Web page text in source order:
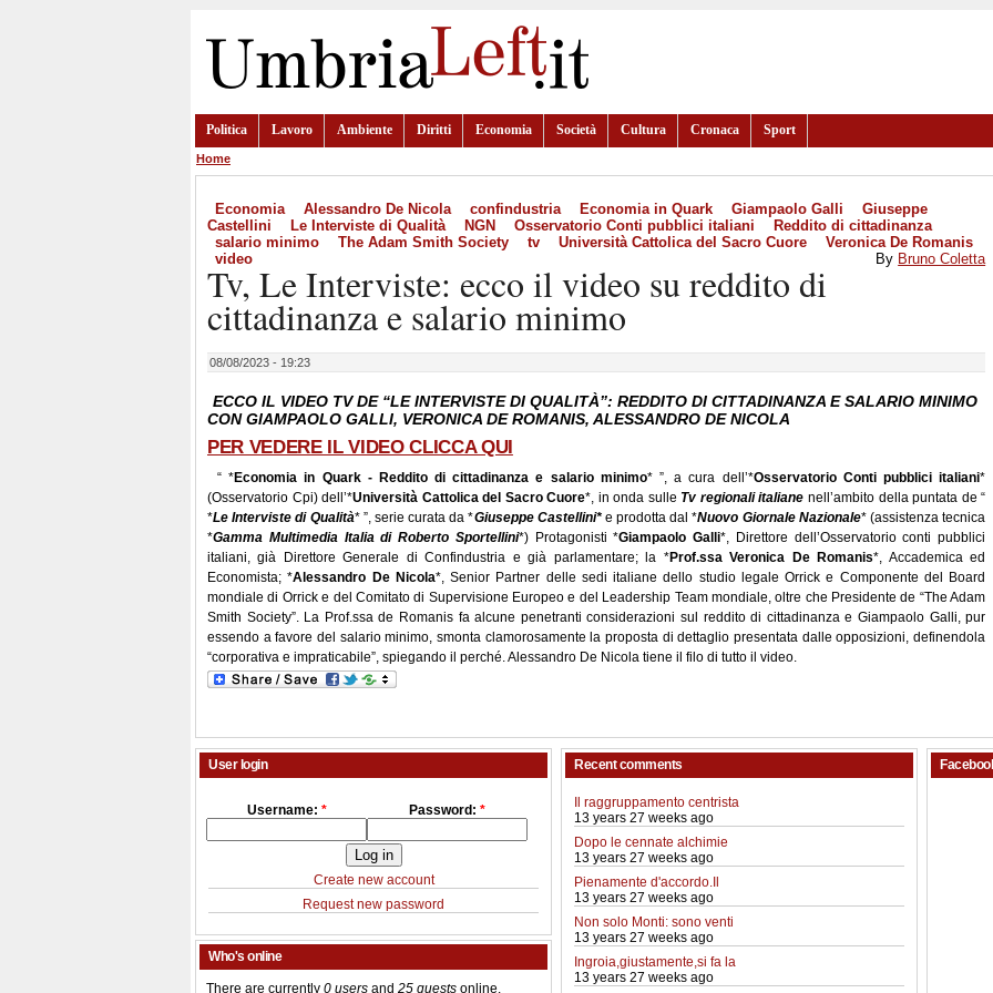
Politica Lavoro Ambiente Diritti Economia Società Cultura Cronaca Sport
Home
Economia Alessandro De Nicola confindustria Economia in Quark Giampaolo Galli
Giuseppe
Castellini
Le Interviste di Qualità NGN Osservatorio Conti pubblici italiani
Reddito di cittadinanza
salario minimo
The Adam Smith Society tv Università Cattolica del Sacro Cuore
Veronica De Romanis
video
By Bruno Coletta
Tv, Le Interviste: ecco il video su reddito di
cittadinanza e salario minimo
08/08/2023 - 19:23
ECCO IL VIDEO TV DE “LE INTERVISTE DI QUALITÀ”: REDDITO DI CITTADINANZA E SALARIO MINIMO
CON GIAMPAOLO GALLI, VERONICA DE ROMANIS, ALESSANDRO DE NICOLA
PER VEDERE IL VIDEO CLICCA QUI
“ *Economia in Quark - Reddito di cittadinanza e salario minimo* ”, a cura dell’*Osservatorio Conti pubblici italiani*
(Osservatorio Cpi) dell’*Università Cattolica del Sacro Cuore*, in onda sulle Tv regionali italianenell’ambito della puntata de “
*Le Interviste di Qualità* ”, serie curata da *Giuseppe Castellini*e prodotta dal *Nuovo Giornale Nazionale* (assistenza tecnica
*Gamma Multimedia Italia di Roberto Sportellini*) Protagonisti *Giampaolo Galli*, Direttore dell’Osservatorio conti pubblici
italiani, già Direttore Generale di Confindustria e già parlamentare; la *Prof.ssa Veronica De Romanis*, Accademica ed
Economista; *Alessandro De Nicola*, Senior Partner delle sedi italiane dello studio legale Orrick e Componente del Board
mondiale di Orrick e del Comitato di Supervisione Europeo e del Leadership Team mondiale, oltre che Presidente de “The Adam
Smith Society”. La Prof.ssa de Romanis fa alcune penetranti considerazioni sul reddito di cittadinanza e Giampaolo Galli, pur
essendo a favore del salario minimo, smonta clamorosamente la proposta di dettaglio presentata dalle opposizioni, definendola
“corporativa e impraticabile”, spiegando il perché. Alessandro De Nicola tiene il filo di tutto il video.
User login
Username: * Password: *
Create new account
Request new password
Who's online
There are currently 0 users and 25 guests online.
Recent comments
Il raggruppamento centrista
13 years 27 weeks ago
Dopo le cennate alchimie
13 years 27 weeks ago
Pienamente d'accordo.Il
13 years 27 weeks ago
Non solo Monti: sono venti
13 years 27 weeks ago
Ingroia,giustamente,si fa la
13 years 27 weeks ago